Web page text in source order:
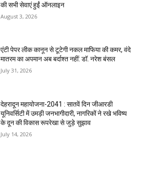
की सभी सेवाएं हुईं ऑनलाइन
August 3, 2026
एंटी पेपर लीक कानून से टूटेगी नकल माफिया की कमर, वंदे
मातरम का अपमान अब बर्दाश्त नहीं: डॉ. नरेश बंसल
July 31, 2026
देहरादून महायोजना-2041 : सातवें दिन जीआरडी
यूनिवर्सिटी में उमड़ी जनभागीदारी, नागरिकों ने रखे भविष्य
के दून की विकास रूपरेखा से जुड़े सुझाव
July 14, 2026